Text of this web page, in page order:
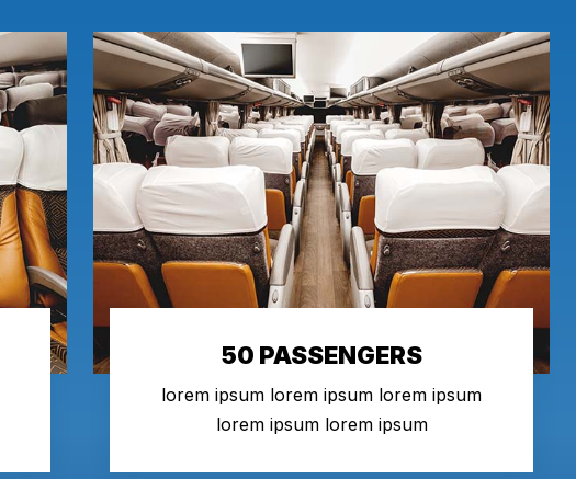
50 PASSENGERS
lorem ipsum lorem ipsum lorem ipsum
lorem ipsum lorem ipsum